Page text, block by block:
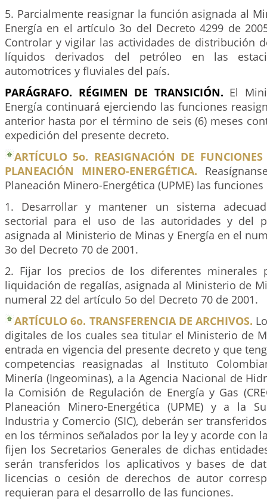
5. Parcialmente reasignar la función asignada al
Energía en el artículo 3o del Decreto 4299 de
Controlar y vigilar las actividades de distribución
líquidos derivados del petróleo en las
automotrices y fluviales del país.
PARÁGRAFO. RÉGIMEN DE TRANSICIÓN. El
Energía continuará ejerciendo las funciones
anterior hasta por el término de seis (6) meses
expedición del presente decreto.
ARTÍCULO 5o. REASIGNACIÓN DE
PLANEACIÓN MINERO-ENERGÉTICA.
Planeación Minero-Energética (UPME) las funciones
1. Desarrollar y mantener un sistema
sectorial para el uso de las autoridades y del
asignada al Ministerio de Minas y Energía en el
3o del Decreto 70 de 2001.
2. Fijar los precios de los diferentes minerales
liquidación de regalías, asignada al Ministerio de
numeral 22 del artículo 5o del Decreto 70 de 2001.
ARTÍCULO 6o. TRANSFERENCIA DE ARCHIVOS.
digitales de los cuales sea titular el Ministerio de
entrada en vigencia del presente decreto y que
competencias reasignadas al Instituto
Minería (Ingeominas), a la Agencia Nacional de
la Comisión de Regulación de Energía y Gas
Planeación Minero-Energética (UPME) y a la
Industria y Comercio (SIC), deberán ser
en los términos señalados por la ley y acorde con
fijen los Secretarios Generales de dichas
serán transferidos los aplicativos y bases de
licencias o cesión de derechos de autor
requieran para el desarrollo de las funciones.